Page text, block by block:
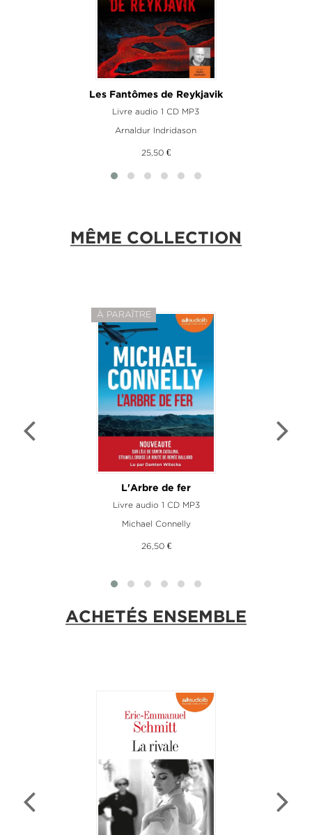
Les Fantômes de Reykjavik
Livre audio 1 CD MP3
Arnaldur Indridason
25,50 €
MÊME COLLECTION
À PARAÎTRE
L'Arbre de fer
Livre audio 1 CD MP3
Michael Connelly
26,50 €
ACHETÉS ENSEMBLE